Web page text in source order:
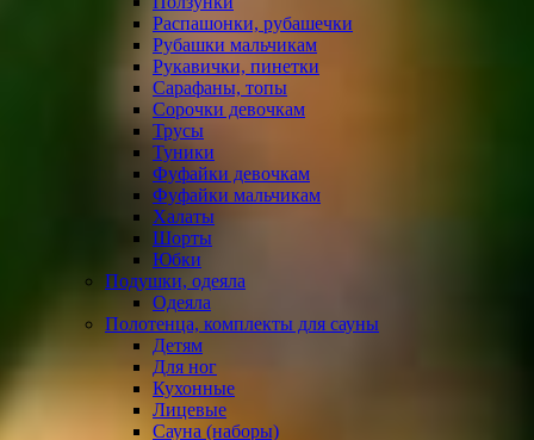
Распашонки, рубашечки
Рубашки мальчикам
Рукавички, пинетки
Сарафаны, топы
Сорочки девочкам
Трусы
Туники
Фуфайки девочкам
Фуфайки мальчикам
Халаты
Шорты
Юбки
Подушки, одеяла
Одеяла
Полотенца, комплекты для сауны
Детям
Для ног
Кухонные
Лицевые
Сауна (наборы)